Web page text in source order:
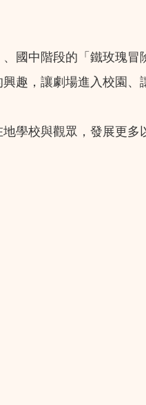
國中階段的「鐵玫瑰
趣，讓劇場進入校園、
學校與觀眾，發展更